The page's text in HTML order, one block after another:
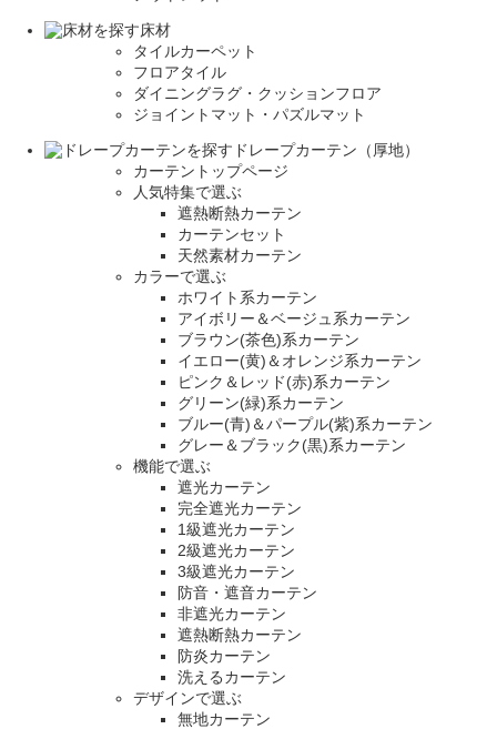
床材
タイルカーペット
フロアタイル
ダイニングラグ・クッションフロア
ジョイントマット・パズルマット
ドレープカーテン（厚地）
カーテントップページ
人気特集で選ぶ
遮熱断熱カーテン
カーテンセット
天然素材カーテン
カラーで選ぶ
ホワイト系カーテン
アイボリー＆ベージュ系カーテン
ブラウン(茶色)系カーテン
イエロー(黄)＆オレンジ系カーテン
ピンク＆レッド(赤)系カーテン
グリーン(緑)系カーテン
ブルー(青)＆パープル(紫)系カーテン
グレー＆ブラック(黒)系カーテン
機能で選ぶ
遮光カーテン
完全遮光カーテン
1級遮光カーテン
2級遮光カーテン
3級遮光カーテン
防音・遮音カーテン
非遮光カーテン
遮熱断熱カーテン
防炎カーテン
洗えるカーテン
デザインで選ぶ
無地カーテン